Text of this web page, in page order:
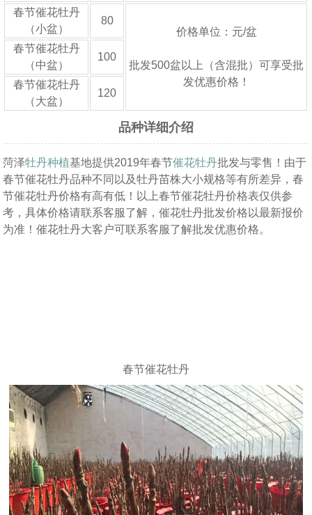
春节催花牡丹
（小盆）
80
价格单位：元/盆
批发500盆以上（含混批）可享受批
发优惠价格！
春节催花牡丹
（中盆）
100
春节催花牡丹
（大盆）
120
品种详细介绍
菏泽牡丹种植基地提供2019年春节催花牡丹批发与零售！由于
春节催花牡丹品种不同以及牡丹苗株大小规格等有所差异，春
节催花牡丹价格有高有低！以上春节催花牡丹价格表仅供参
考，具体价格请联系客服了解，催花牡丹批发价格以最新报价
为准！催花牡丹大客户可联系客服了解批发优惠价格。
春节催花牡丹